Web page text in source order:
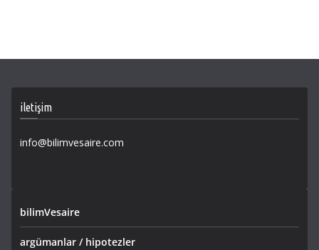
iletişim
info@bilimvesaire.com
bilimVesaire
argümanlar / hipotezler